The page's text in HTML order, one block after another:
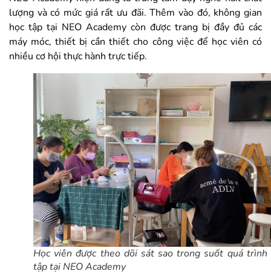
lượng và có mức giá rất ưu đãi. Thêm vào đó, không gian
học tập tại NEO Academy còn được trang bị đầy đủ các
máy móc, thiết bị cần thiết cho công việc để học viên có
nhiều cơ hội thực hành trực tiếp.
Học viên được theo dõi sát sao trong suốt quá trình
tập tại NEO Academy